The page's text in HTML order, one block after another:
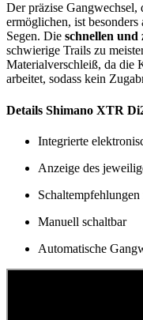
Der präzise Gangwechsel,
ermöglichen, ist
Segen. Die schnellen und
schwierige Trails zu
Materialverschleiß, da die
arbeitet, sodass kein
Details Shimano XTR
Integrierte
Anzeige des
Manuell schaltbar
Automatische